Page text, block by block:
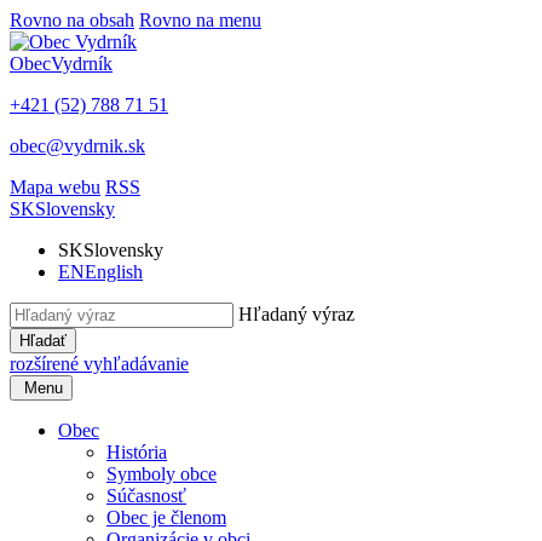
Rovno na obsah Rovno na menu
ObecVydrník
+421 (52) 788 71 51
obec@vydrnik.sk
Mapa webu RSS
SKSlovensky
SKSlovensky
ENEnglish
Hľadaný výraz
Hľadať
rozšírené vyhľadávanie
Menu
Obec
História
Symboly obce
Súčasnosť
Obec je členom